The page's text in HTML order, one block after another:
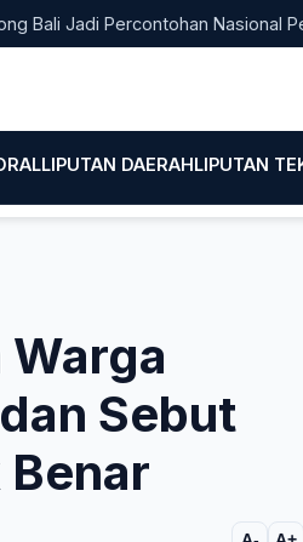
Percontohan Nasional
LIPUTAN DAERAHLIPUTAN
Sebut